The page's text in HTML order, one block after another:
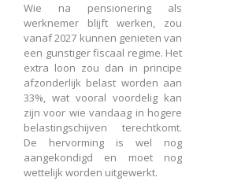
Wie na pensionering als
werknemer blijft werken, zou
vanaf 2027 kunnen genieten van
een gunstiger fiscaal regime. Het
extra loon zou dan in principe
afzonderlijk belast worden aan
33%, wat vooral voordelig kan
zijn voor wie vandaag in hogere
belastingschijven terechtkomt.
De hervorming is wel nog
aangekondigd en moet nog
wettelijk worden uitgewerkt.